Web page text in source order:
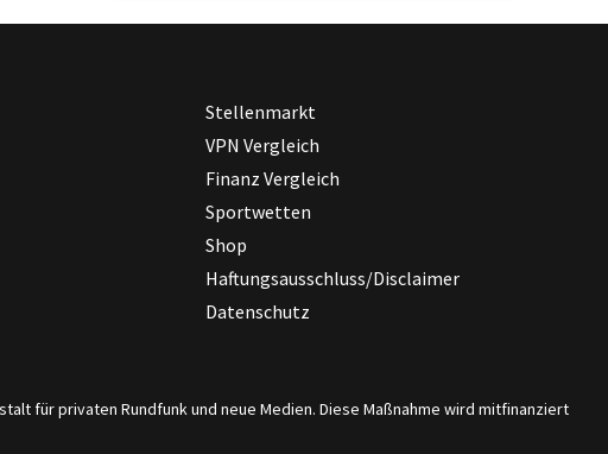
Stellenmarkt
VPN Vergleich
Finanz Vergleich
Sportwetten
Shop
Haftungsausschluss/Disclaimer
Datenschutz
für privaten Rundfunk und neue Medien. Diese Maßnahme wird mitfinanziert